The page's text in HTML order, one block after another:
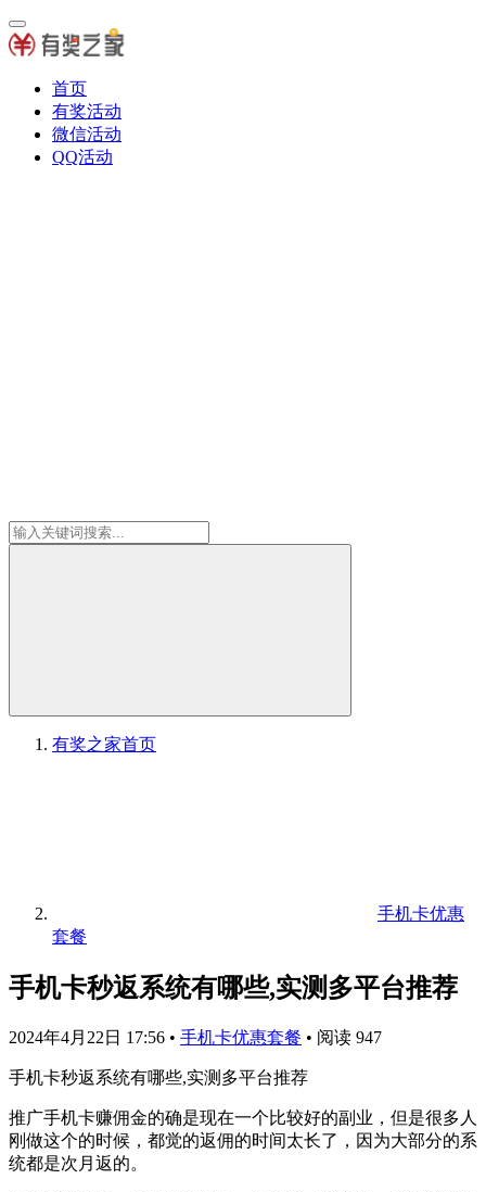
首页
有奖活动
微信活动
QQ活动
有奖之家首页
手机卡优惠
套餐
手机卡秒返系统有哪些,实测多平台推荐
2024年4月22日 17:56 • 手机卡优惠套餐 • 阅读 947
手机卡秒返系统有哪些,实测多平台推荐
推广手机卡赚佣金的确是现在一个比较好的副业，但是很多人
刚做这个的时候，都觉的返佣的时间太长了，因为大部分的系
统都是次月返的。